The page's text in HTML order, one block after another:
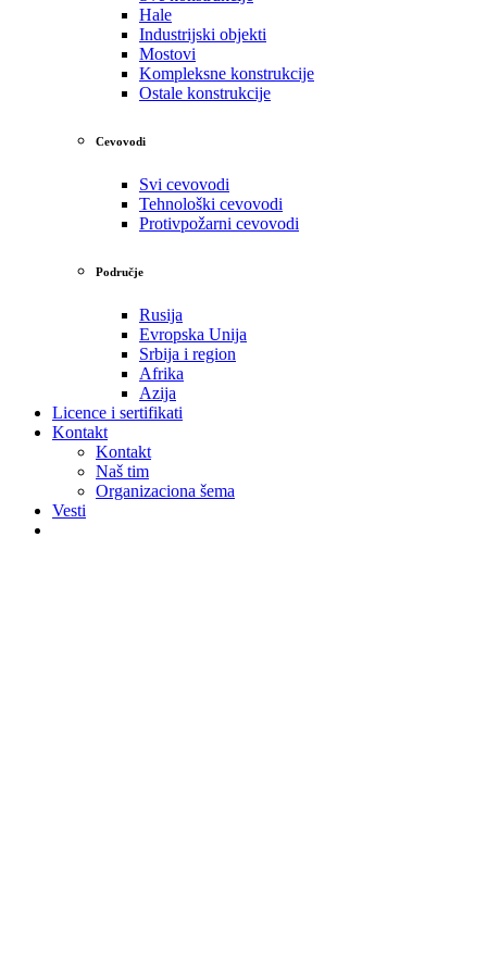
Hale
Industrijski objekti
Mostovi
Kompleksne konstrukcije
Ostale konstrukcije
Cevovodi
Svi cevovodi
Tehnološki cevovodi
Protivpožarni cevovodi
Područje
Rusija
Evropska Unija
Srbija i region
Afrika
Azija
Licence i sertifikati
Kontakt
Kontakt
Naš tim
Organizaciona šema
Vesti